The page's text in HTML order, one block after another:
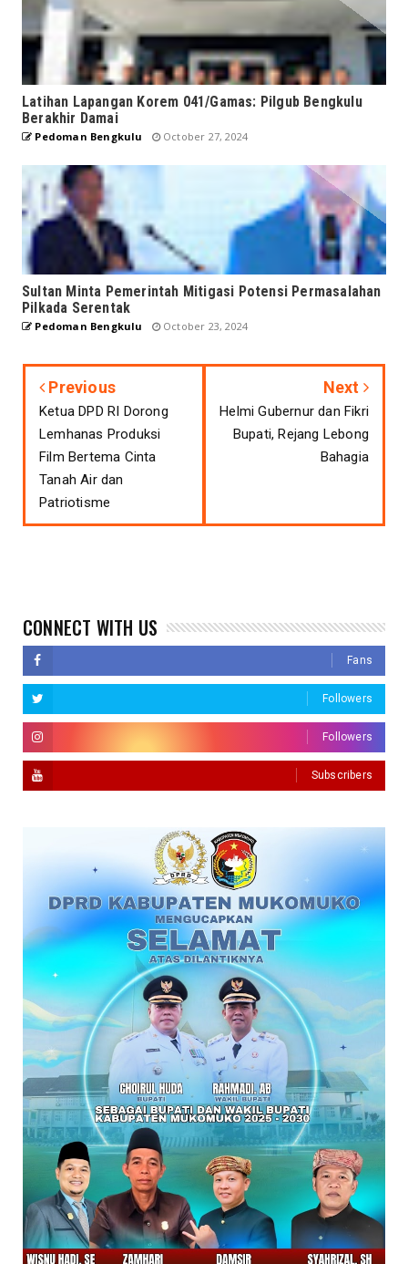
Latihan Lapangan Korem 041/Gamas: Pilgub Bengkulu
Berakhir Damai
Pedoman Bengkulu October 27, 2024
Sultan Minta Pemerintah Mitigasi Potensi Permasalahan
Pilkada Serentak
Pedoman Bengkulu October 23, 2024
Previous
Ketua DPD RI Dorong
Lemhanas Produksi
Film Bertema Cinta
Tanah Air dan
Patriotisme
Next
Helmi Gubernur dan Fikri
Bupati, Rejang Lebong
Bahagia
CONNECT WITH US
Fans
Followers
Followers
Subscribers